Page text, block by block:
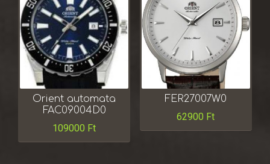
Orient automata
FAC09004D0
109000 Ft
FER27007W0
62900 Ft